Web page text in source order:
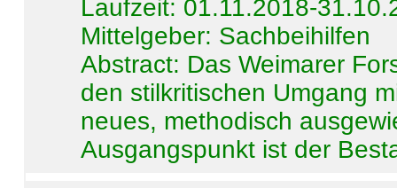
Laufzeit: 01.11.2018-
Mittelgeber: Sachbeihilfen
Abstract: Das Weimarer
den stilkritischen Umgang
neues, methodisch
Ausgangspunkt ist der